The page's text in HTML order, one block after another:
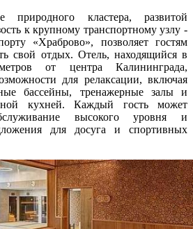
природного кластера, развитой
к крупному транспортному узлу -
«Храброво», позволяет гостям
свой отдых. Отель, находящийся в
от центра Калининграда,
для релаксации, включая
бассейны, тренажерные залы и
кухней. Каждый гость может
высокого уровня и
для досуга и спортивных